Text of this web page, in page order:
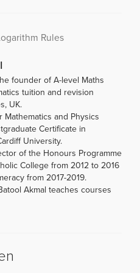
Rules
founder of A-level Maths
tuition and revision
UK.
Mathematics and Physics
Certificate in
University.
of the Honours Programme
College from 2012 to 2016
from 2017-2019.
Akmal teaches courses